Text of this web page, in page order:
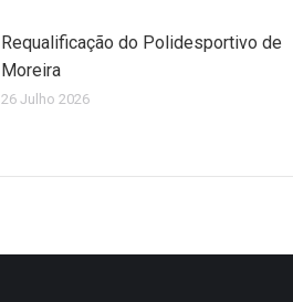
Requalificação do Polidesportivo de
Moreira
26 Julho 2026